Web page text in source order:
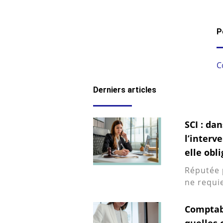
Derniers articles
SCI :
elle
Réputée
ne